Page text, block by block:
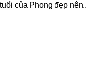
của Phonɡ đẹp nên..